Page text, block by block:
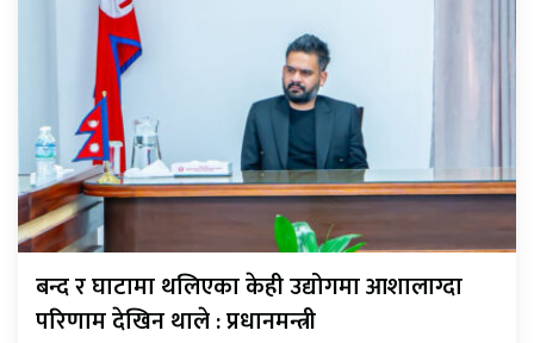
बन्द र घाटामा थलिएका केही उद्योगमा आशालाग्दा
परिणाम देखिन थाले : प्रधानमन्त्री